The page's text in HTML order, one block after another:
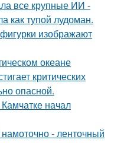
все крупные ИИ -
как тупой лудоман.
изображают
океане
критических
опасной.
начал
- ленточный